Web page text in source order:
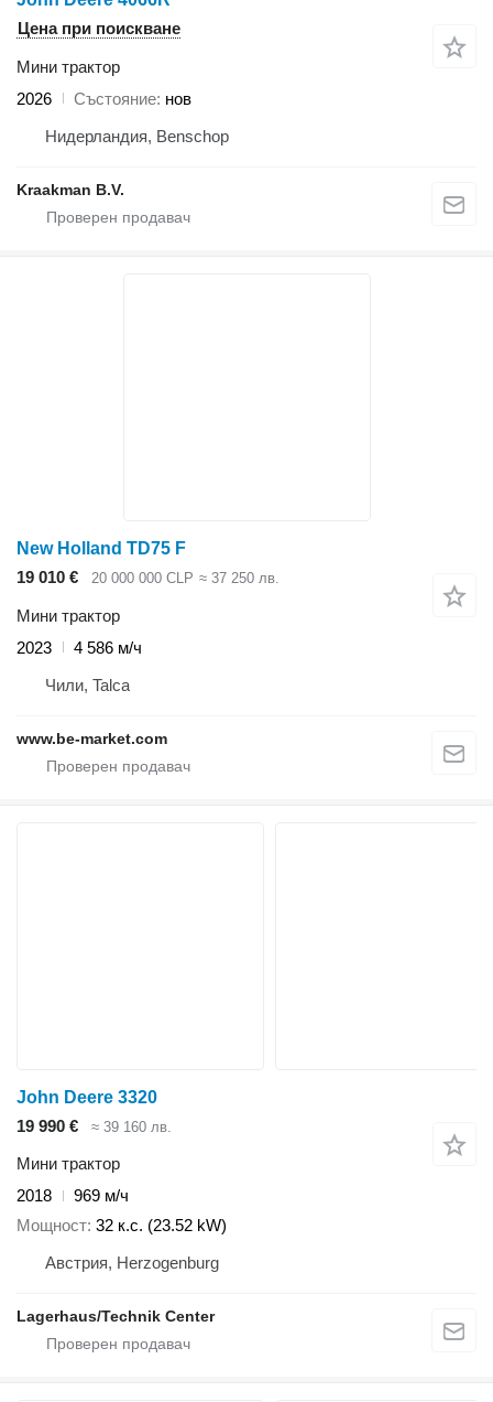
Цена при поискване
Мини трактор
2026
Състояние нов
Нидерландия, Benschop
Kraakman B.V.
New Holland TD75 F
19 010 €
20 000 000 CLP ≈ 37 250 лв.
Мини трактор
2023
4 586 м/ч
Чили, Talca
www.be-market.com
John Deere 3320
19 990 €
≈ 39 160 лв.
Мини трактор
2018
969 м/ч
Мощност 32 к.с. (23.52 kW)
Австрия, Herzogenburg
Lagerhaus/Technik Center